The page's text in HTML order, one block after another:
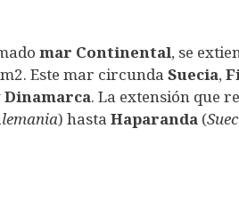
mar Continental, se
Este mar circunda Suecia,
Dinamarca. La extensión que
) hasta Haparanda (